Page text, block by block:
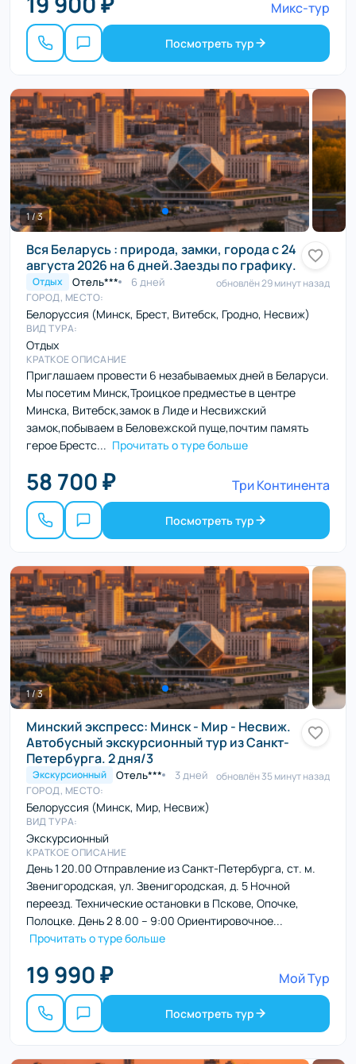
Микс-тур
Посмотреть тур
Вся Беларусь : природа, замки, города с 24
августа 2026 на 6 дней.Заезды по графику.
Отдых Отель*** 6 дней
обновлён 29 минут назад
ГОРОД, МЕСТО:
Белоруссия (Минск, Брест, Витебск, Гродно, Несвиж)
ВИД ТУРА:
Отдых
КРАТКОЕ ОПИСАНИЕ
Приглашаем провести 6 незабываемых дней в Беларуси.
Мы посетим Минск,Троицкое предместье в центре
Минска, Витебск,замок в Лиде и Несвижский
замок,побываем в Беловежской пуще,почтим память
герое Брестс... Прочитать о туре больше
1 / 3
58 700 ₽ Три Континента
Посмотреть тур
Минский экспресс: Минск - Мир - Несвиж.
Автобусный экскурсионный тур из Санкт-
Петербурга. 2 дня/3
Экскурсионный Отель*** 3 дней
обновлён 35 минут назад
ГОРОД, МЕСТО:
Белоруссия (Минск, Мир, Несвиж)
ВИД ТУРА:
Экскурсионный
КРАТКОЕ ОПИСАНИЕ
День 1 20.00 Отправление из Санкт-Петербурга, ст. м.
Звенигородская, ул. Звенигородская, д. 5 Ночной
переезд. Технические остановки в Пскове, Опочке,
Полоцке. День 2 8.00 – 9:00 Ориентировочное...
Прочитать о туре больше
1 / 3
19 990 ₽ Мой Тур
Посмотреть тур